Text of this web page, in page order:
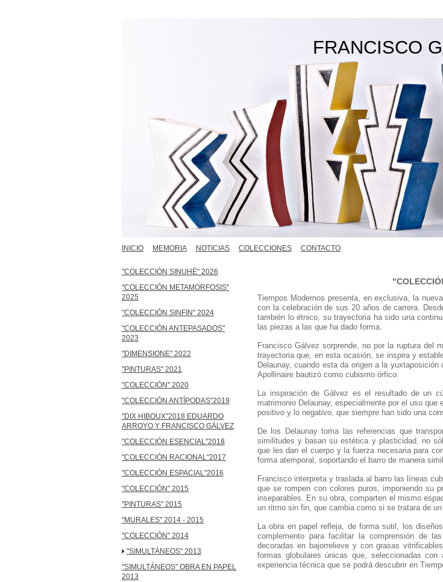
FRANCISCO
INICIO MEMORIA NOTICIAS COLECCIONES CONTACTO
"COLECCIÓN
Tiempos Modernos presenta, en exclusiva, la
con la celebración de sus 20 años de carrera.
también lo étnico, su trayectoria ha sido una
las piezas a las que ha dado forma.
Francisco Gálvez sorprende, no por la ruptura del
trayectoria que, en esta ocasión, se inspira y
Delaunay, cuando esta da origen a la
Apollinaire bautizó como cubismo órfico.
La inspiración de Gálvez es el resultado de un
matrimonio Delaunay, especialmente por el uso
positivo y lo negativo, que siempre han sido una
De los Delaunay toma las referencias que
similitudes y basan su estética y plasticidad, no
que les dan el cuerpo y la fuerza necesaria para
forma atemporal, soportando el barro de manera
Francisco interpreta y traslada al barro las líneas
que se rompen con colores puros, imponiendo su
inseparables. En su obra, comparten el mismo
un ritmo sin fin, que cambia como si se tratara de
La obra en papel refleja, de forma sutil, los
complemento para facilitar la comprensión de
decoradas en bajorrelieve y con grasas
formas globulares únicas que, seleccionadas
experiencia técnica que se podrá descubrir en
"COLECCIÓN SINUHÉ" 2026
"COLECCIÓN METAMORFOSIS"
2025
"COLECCIÓN SINFIN" 2024
"COLECCIÓN ANTEPASADOS"
2023
"DIMENSIONE" 2022
"PINTURAS" 2021
"COLECCIÓN" 2020
"COLECCIÓN ANTÍPODAS"2019
"DIX HIBOUX"2018 EDUARDO
ARROYO Y FRANCISCO GÁLVEZ
"COLECCIÓN ESENCIAL"2018
"COLECCIÓN RACIONAL"2017
"COLECCIÓN ESPACIAL"2016
"COLECCIÓN" 2015
"PINTURAS" 2015
"MURALES" 2014 - 2015
"COLECCIÓN" 2014
"SIMULTÁNEOS" 2013
"SIMULTÁNEOS" OBRA EN PAPEL
2013